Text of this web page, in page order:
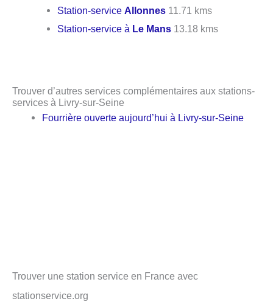
Station-serviceAllonnes 11.71 kms
Station-service à Le Mans 13.18 kms
Trouver d’autres services complémentaires aux stations-
services à Livry-sur-Seine
Fourrière ouverte aujourd’hui à Livry-sur-Seine
Trouver une station service en France avec
stationservice.org